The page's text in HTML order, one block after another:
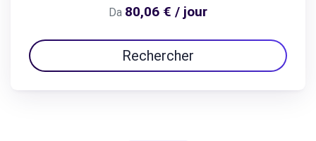
Da 80,06 € / jour
Rechercher